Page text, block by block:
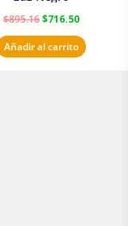
$895.16$716.50
Añadir al carrito